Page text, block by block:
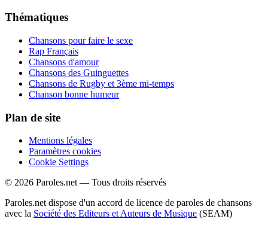
Thématiques
Chansons pour faire le sexe
Rap Français
Chansons d'amour
Chansons des Guinguettes
Chansons de Rugby et 3ème mi-temps
Chanson bonne humeur
Plan de site
Mentions légales
Paramètres cookies
Cookie Settings
© 2026 Paroles.net — Tous droits réservés
Paroles.net dispose d'un accord de licence de paroles de chansons
avec la Société des Editeurs et Auteurs de Musique (SEAM)